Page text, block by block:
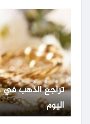
اليوم